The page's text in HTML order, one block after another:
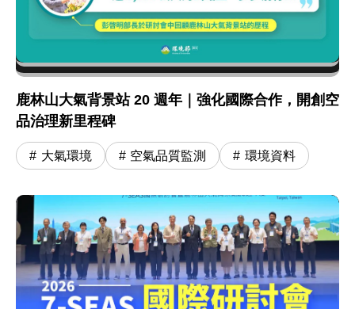
鹿林山大氣背景站 20 週年｜強化國際合作，開創空
品治理新里程碑
大氣環境 空氣品質監測 環境資料